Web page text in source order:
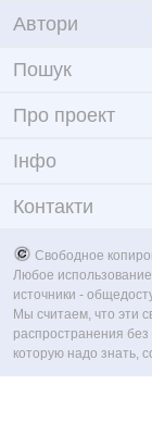
Автори
Пошук
Про проект
Iнфо
Контакти
Свободное
Любое
источники -
Мы считаем, что эти
распространения
которую надо знать,